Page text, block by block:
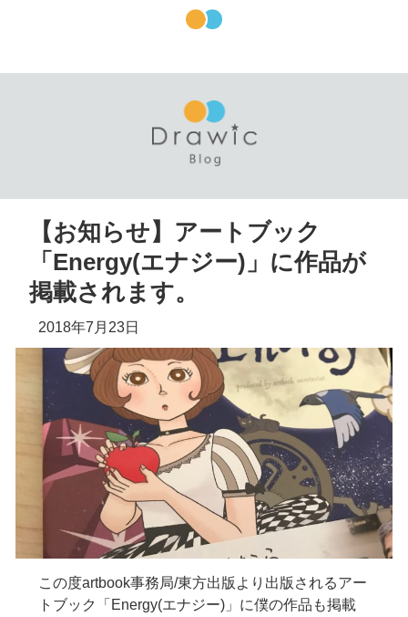
【お知らせ】アートブック
「Energy(エナジー)」に作品が
掲載されます。
2018年7月23日
この度artbook事務局/東方出版より出版されるアー
トブック「Energy(エナジー)」に僕の作品も掲載